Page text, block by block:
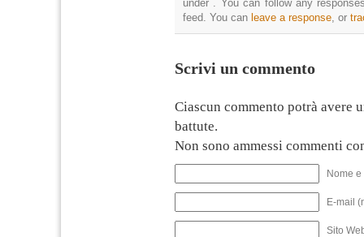
under . You can follow any
feed. You can leave a response , or
Scrivi un commento
Ciascun commento potrà avere
battute.
Non sono ammessi commenti
Nome
E-mail
Sito